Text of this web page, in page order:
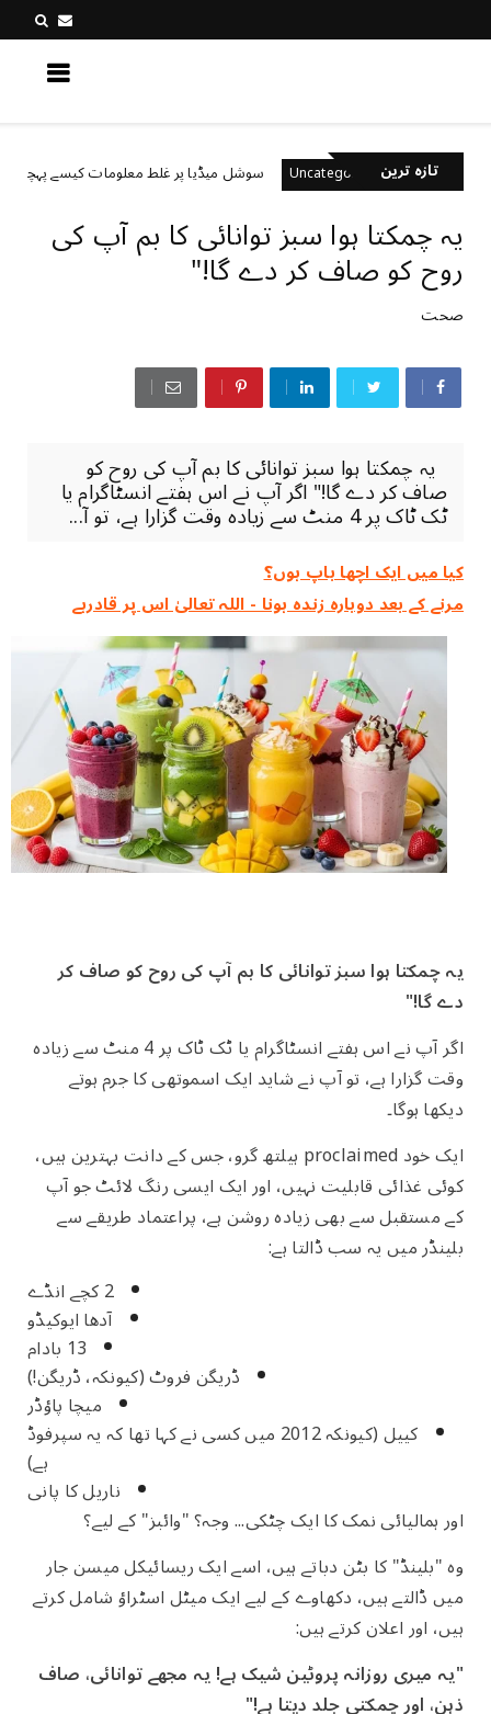
تازہ ترین
Uncategorized سوشل میڈیا پر غلط معلومات کیسے پہچانیں؟
یہ چمکتا ہوا سبز توانائی کا بم آپ کی
روح کو صاف کر دے گا!"
صحت
یہ چمکتا ہوا سبز توانائی کا بم آپ کی روح کو
صاف کر دے گا!" اگر آپ نے اس ہفتے انسٹاگرام یا
ٹک ٹاک پر 4 منٹ سے زیادہ وقت گزارا ہے، تو آ...
کیا میں ایک اچھا باپ ہوں؟
مرنے کے بعد دوبارہ زندہ ہونا - اللہ تعالیٰ اس پر قادرہے
یہ چمکتا ہوا سبز توانائی کا بم آپ کی روح کو صاف کر
دے گا!"
اگر آپ نے اس ہفتے انسٹاگرام یا ٹک ٹاک پر 4 منٹ سے زیادہ
وقت گزارا ہے، تو آپ نے شاید ایک اسموتھی کا جرم ہوتے
دیکھا ہوگا۔
ایک خود proclaimed ہیلتھ گرو، جس کے دانت بہترین ہیں،
کوئی غذائی قابلیت نہیں، اور ایک ایسی رنگ لائٹ جو آپ
کے مستقبل سے بھی زیادہ روشن ہے، پراعتماد طریقے سے
بلینڈر میں یہ سب ڈالتا ہے:
2 کچے انڈے
آدھا ایوکیڈو
13 بادام
ڈریگن فروٹ (کیونکہ، ڈریگن!)
میچا پاؤڈر
کییل (کیونکہ 2012 میں کسی نے کہا تھا کہ یہ سپرفوڈ
ہے)
ناریل کا پانی
اور ہمالیائی نمک کا ایک چٹکی... وجہ؟ "وائبز" کے لیے؟
وہ "بلینڈ" کا بٹن دباتے ہیں، اسے ایک ریسائیکل میسن جار
میں ڈالتے ہیں، دکھاوے کے لیے ایک میٹل اسٹراؤ شامل کرتے
ہیں، اور اعلان کرتے ہیں:
"یہ میری روزانہ پروٹین شیک ہے! یہ مجھے توانائی، صاف
ذہن، اور چمکتی جلد دیتا ہے!"